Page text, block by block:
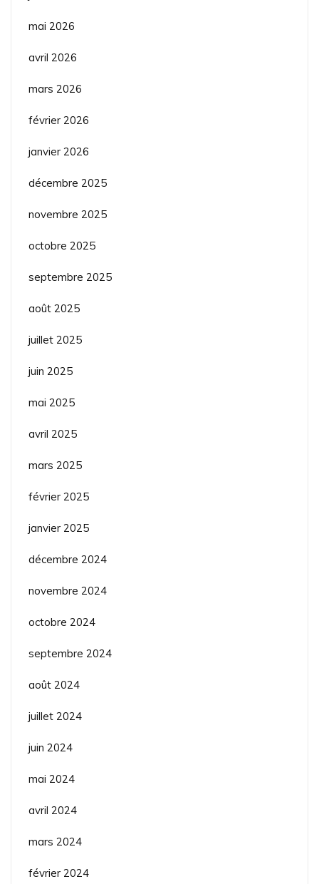
mai 2026
avril 2026
mars 2026
février 2026
janvier 2026
décembre 2025
novembre 2025
octobre 2025
septembre 2025
août 2025
juillet 2025
juin 2025
mai 2025
avril 2025
mars 2025
février 2025
janvier 2025
décembre 2024
novembre 2024
octobre 2024
septembre 2024
août 2024
juillet 2024
juin 2024
mai 2024
avril 2024
mars 2024
février 2024